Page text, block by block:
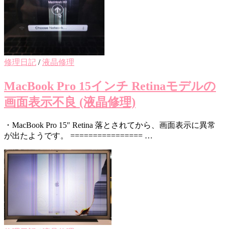
修理日記 /液晶修理
MacBook Pro 15インチ Retinaモデルの
画面表示不良 (液晶修理)
・MacBook Pro 15″ Retina 落とされてから、画面表示に異常
が出たようです。 ================ …